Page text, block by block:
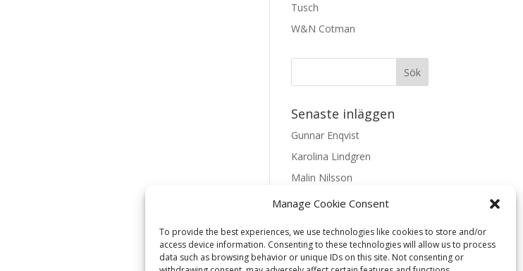
Manage Cookie Consent
To provide the best experiences, we use technologies like cookies to store and/or
access device information. Consenting to these technologies will allow us to process
data such as browsing behavior or unique IDs on this site. Not consenting or
Tusch
W&N Cotman
Senaste inläggen
Gunnar Enqvist
Karolina Lindgren
Malin Nilsson
Mattis Skogsskir
Textarkiv